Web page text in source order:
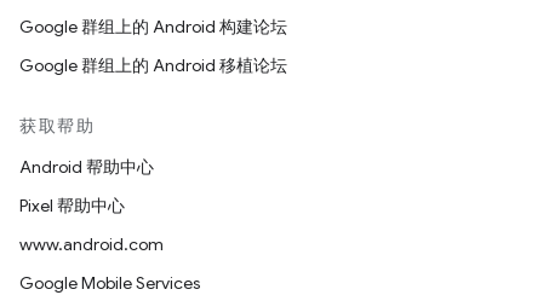
Google 群组上的 Android 构建论坛
Google 群组上的 Android 移植论坛
获取帮助
Android 帮助中心
Pixel 帮助中心
www.android.com
Google Mobile Services